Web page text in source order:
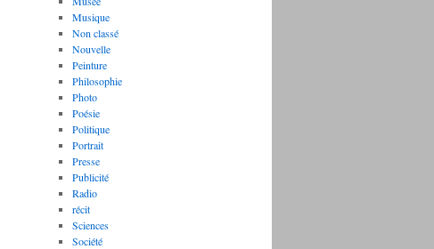
Musique
Non classé
Nouvelle
Peinture
Philosophie
Photo
Poésie
Politique
Portrait
Presse
Publicité
Radio
récit
Sciences
Société